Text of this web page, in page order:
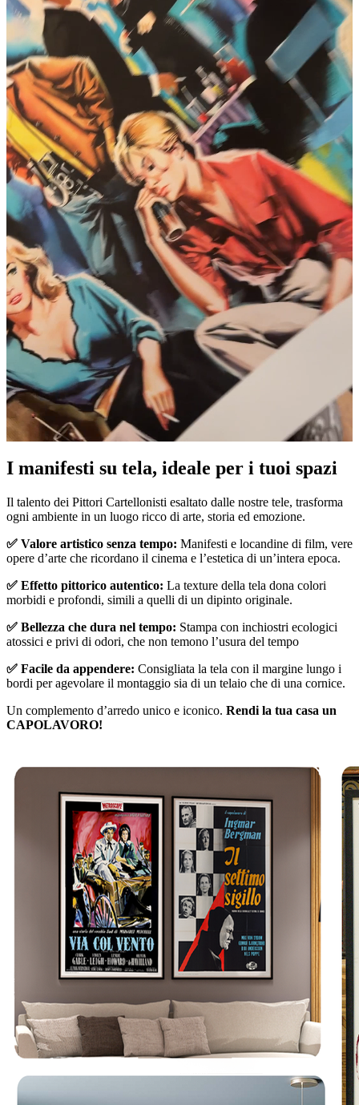
I manifesti su tela, ideale per i tuoi spazi
Il talento dei Pittori Cartellonisti esaltato dalle nostre tele, trasforma
ogni ambiente in un luogo ricco di arte, storia ed emozione.
✅ Valore artistico senza tempo: Manifesti e locandine di film, vere
opere d’arte che ricordano il cinema e l’estetica di un’intera epoca.
✅ Effetto pittorico autentico: La texture della tela dona colori
morbidi e profondi, simili a quelli di un dipinto originale.
✅ Bellezza che dura nel tempo: Stampa con inchiostri ecologici
atossici e privi di odori, che non temono l’usura del tempo
✅ Facile da appendere: Consigliata la tela con il margine lungo i
bordi per agevolare il montaggio sia di un telaio che di una cornice.
Un complemento d’arredo unico e iconico. Rendi la tua casa un
CAPOLAVORO!